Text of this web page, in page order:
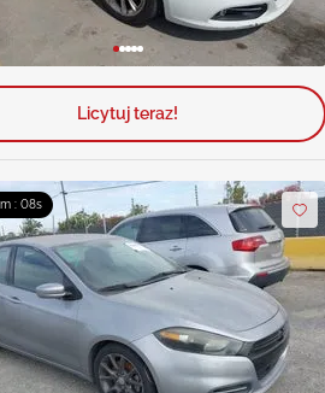
Licytuj teraz!
: 06s